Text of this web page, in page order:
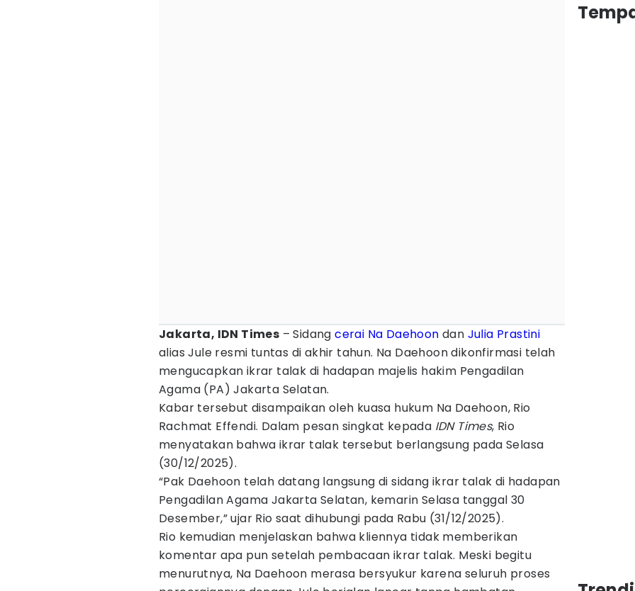
Jakarta, IDN Times – Sidangcerai Na Daehoon dan Julia Prastini
alias Jule resmi tuntas di akhir tahun. Na Daehoon dikonfirmasi telah
mengucapkan ikrar talak di hadapan majelis hakim Pengadilan
Agama (PA) Jakarta Selatan.
Kabar tersebut disampaikan oleh kuasa hukum Na Daehoon, Rio
Rachmat Effendi. Dalam pesan singkat kepada IDN Times, Rio
menyatakan bahwa ikrar talak tersebut berlangsung pada Selasa
(30/12/2025).
“Pak Daehoon telah datang langsung di sidang ikrar talak di hadapan
Pengadilan Agama Jakarta Selatan, kemarin Selasa tanggal 30
Desember,” ujar Rio saat dihubungi pada Rabu (31/12/2025).
Rio kemudian menjelaskan bahwa kliennya tidak memberikan
komentar apa pun setelah pembacaan ikrar talak. Meski begitu
menurutnya, Na Daehoon merasa bersyukur karena seluruh proses